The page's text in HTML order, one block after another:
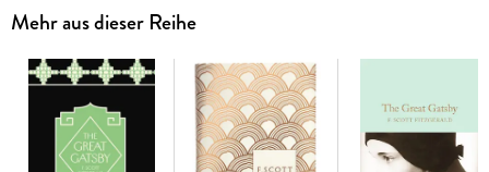
Mehr aus dieser Reihe